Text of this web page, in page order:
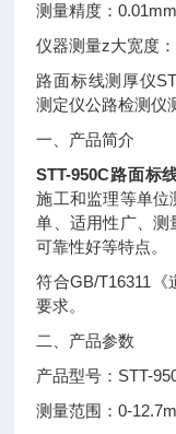
测量精度：0.01mm
仪器测量z大宽度：
路面标线测厚仪
测定仪公路检测仪
一、产品简介
STT-950C路面标
施工和监理等单位
单、适用性广、测
可靠性好等特点。
符合GB/T16311
要求。
二、产品参数
产品型号： STT-
测量范围：0-